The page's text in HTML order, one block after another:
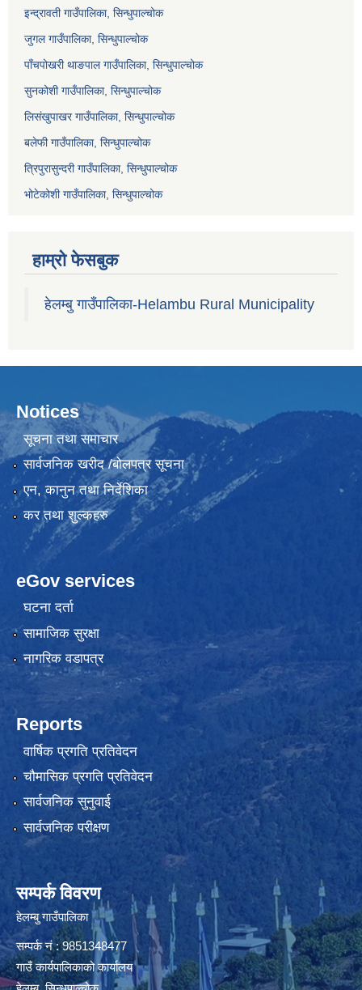
इन्द्रावती गाउँपालिका, सिन्धुपाल्चोक
जुगल गाउँपालिका, सिन्धुपाल्चोक
पाँचपोखरी थाङपाल गाउँपालिका, सिन्धुपाल्चोक
सुनकोशी गाउँपालिका, सिन्धुपाल्चोक
लिसंखुपाखर गाउँपालिका, सिन्धुपाल्चोक
बलेफी गाउँपालिका, सिन्धुपाल्चोक
त्रिपुरासुन्दरी गाउँपालिका, सिन्धुपाल्चोक
भोटेकोशी गाउँपालिका, सिन्धुपाल्चोक
हाम्रो फेसबुक
हेलम्बु गाउँपालिका-Helambu Rural Municipality
Notices
सूचना तथा समाचार
सार्वजनिक खरीद /बोलपत्र सूचना
एन, कानुन तथा निर्देशिका
कर तथा शुल्कहरु
eGov services
घटना दर्ता
सामाजिक सुरक्षा
नागरिक वडापत्र
Reports
वार्षिक प्रगति प्रतिवेदन
चौमासिक प्रगति प्रतिवेदन
सार्वजनिक सुनुवाई
सार्वजनिक परीक्षण
सम्पर्क विवरण
हेलम्बु गाउँपालिका
सम्पर्क नं : 9851348477
गाउँ कार्यपालिकाको कार्यालय